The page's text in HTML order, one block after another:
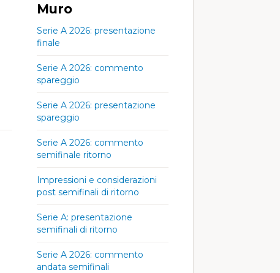
Muro
Serie A 2026: presentazione
finale
Serie A 2026: commento
spareggio
Serie A 2026: presentazione
spareggio
Serie A 2026: commento
semifinale ritorno
Impressioni e considerazioni
post semifinali di ritorno
Serie A: presentazione
semifinali di ritorno
Serie A 2026: commento
andata semifinali